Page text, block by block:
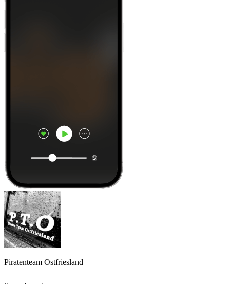
Piratenteam Ostfriesland